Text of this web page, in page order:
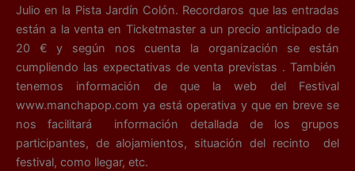
Julio en la Pista Jardín Colón. Recordaros que las entradas
están a la venta en Ticketmaster a un precio anticipado de
20 € y según nos cuenta la organización se están
cumpliendo las expectativas de venta previstas . También
tenemos información de que la web del Festival
www.manchapop.com ya está operativa y que en breve se
nos facilitará información detallada de los grupos
participantes, de alojamientos, situación del recinto del
festival, como llegar, etc.